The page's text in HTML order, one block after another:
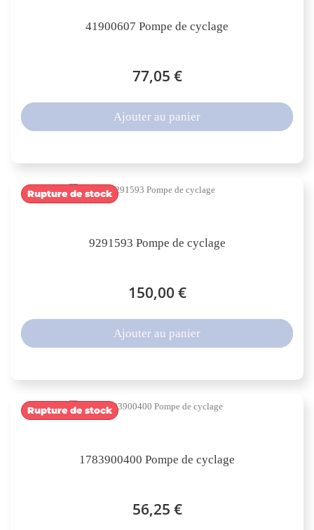
41900607 Pompe de cyclage
77,05 €
Ajouter au panier
9291593 Pompe de cyclage
150,00 €
Rupture de stock
Ajouter au panier
1783900400 Pompe de cyclage
56,25 €
Rupture de stock